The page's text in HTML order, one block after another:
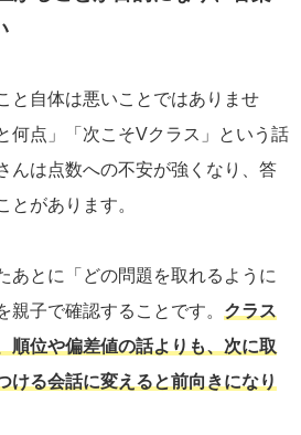
と自体は悪いことではありませ
何点」「次こそVクラス」という話
んは点数への不安が強くなり、答
とがあります。
あとに「どの問題を取れるように
親子で確認することです。 クラス
順位や偏差値の話よりも、次に取
ける会話に変えると前向きになり